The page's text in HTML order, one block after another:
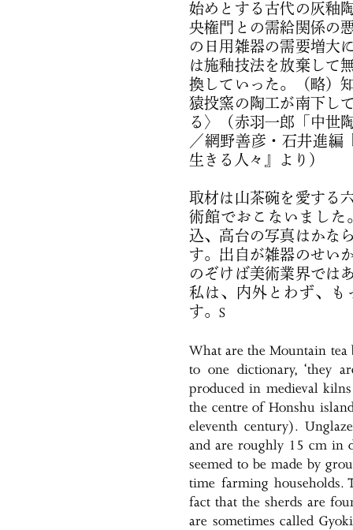
始めとする古代の灰釉
央権門との需給関係の
の日用雑器の需要増大
は施釉技法を放棄して
換していった。（略）
猿投窯の陶工が南下し
る〉（赤羽一郎「中世
／網野善彦・石井進
生きる人々』より）
取材は山茶碗を愛する
術館でおこないまし
込、高台の写真はかな
す。出自が雑器のせい
のぞけば美術業界では
私は、内外とわず、
す。S
What are the Mountain tea
to one dictionary, ‘they
produced in medieval
the centre of Honshu
eleventh century).
and are roughly 15 cm in
seemed to be made by
time farming households.
fact that the sherds are
are sometimes called